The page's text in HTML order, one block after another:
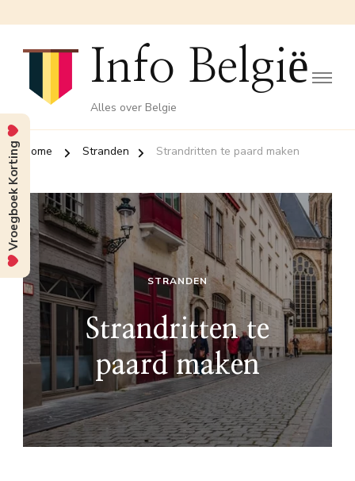
Info België
Alles over Belgie
Home Stranden Strandritten te paard maken
STRANDEN
Strandritten te
paard maken
Vroegboek Korting